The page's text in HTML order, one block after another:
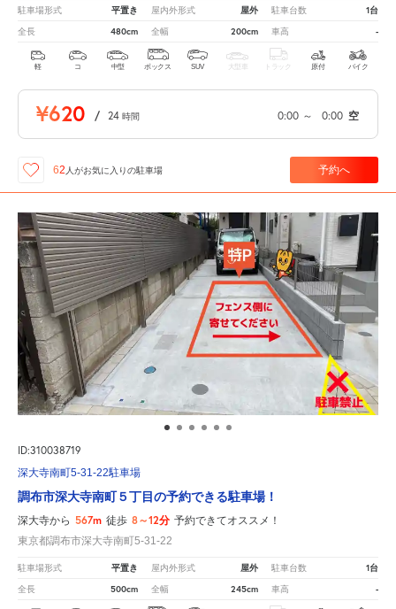
駐車場形式 平置き 屋内外形式 屋外 駐車台数 1台
全長 480cm 全幅 200cm 車高 -
軽 コ 中型 ボックス SUV 大型車 トラック 原付 バイク
¥620 / 24 時間 0:00 ～ 0:00 空
62 人がお気に入りの駐車場 予約へ
ID:310038719
深大寺南町5-31-22駐車場
調布市深大寺南町５丁目の予約できる駐車場！
深大寺から 567m 徒歩 8～12分 予約できてオススメ！
東京都調布市深大寺南町5-31-22
駐車場形式 平置き 屋内外形式 屋外 駐車台数 1台
全長 500cm 全幅 245cm 車高 -